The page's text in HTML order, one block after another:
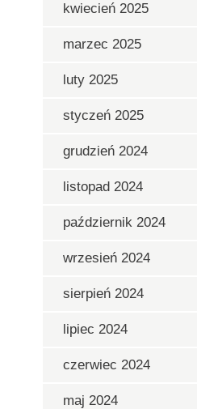
kwiecień 2025
marzec 2025
luty 2025
styczeń 2025
grudzień 2024
listopad 2024
październik 2024
wrzesień 2024
sierpień 2024
lipiec 2024
czerwiec 2024
maj 2024